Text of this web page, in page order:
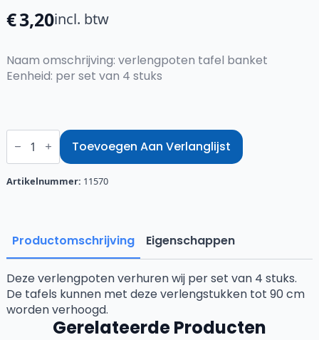
€3,20incl. btw
Naam omschrijving: verlengpoten tafel banket
Eenheid: per set van 4 stuks
Verlengpoten
tafel
aantal
Toevoegen Aan Verlanglijst
Artikelnummer: 11570
Productomschrijving Eigenschappen
Deze verlengpoten verhuren wij per set van 4 stuks.
De tafels kunnen met deze verlengstukken tot 90 cm
worden verhoogd.
Gerelateerde Producten